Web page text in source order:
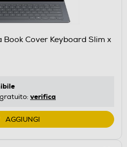
Book Cover Keyboard Slim x
verifica
AGGIUNGI